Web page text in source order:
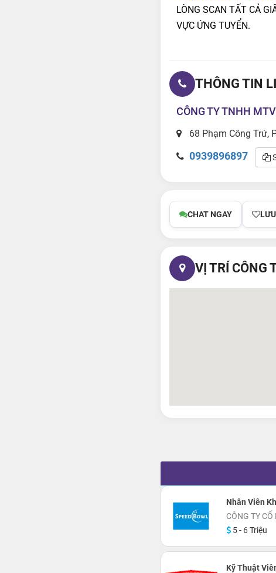
LÒNG SCAN TẤT CẢ
VỰC ỨNG TUYỂN.
THÔNG TIN
CÔNG TY TNHH
68 Phạm Công Trứ,
0939896897
CHAT NGAY
VỊ TRÍ CÔNG
Nhân Viên
CÔNG TY
5 - 6 Triệu
Kỹ Thuật